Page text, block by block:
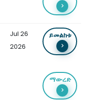
Jul 26
2026
ይመልከቱ
ማውረድ